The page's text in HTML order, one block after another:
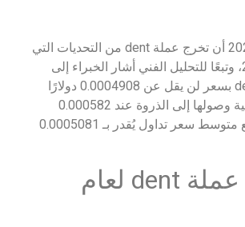
يتوقع في عام 2027 أن تخرج عملة dent من التحديات التي
واجهتها في 2026، وتبعًا للتحليل الفني أشار الخبراء إلى
إمكانية تداول dent بسعر لن يقل عن 0.0004908 دولارًا
أمريكيًا، مع إمكانية وصولها إلى الذروة عند 0.000582
دولارًا أمريكيًا، مع متوسط سعر تداول يُقدر بـ 0.0005081
مستقبل عملة dent لعام